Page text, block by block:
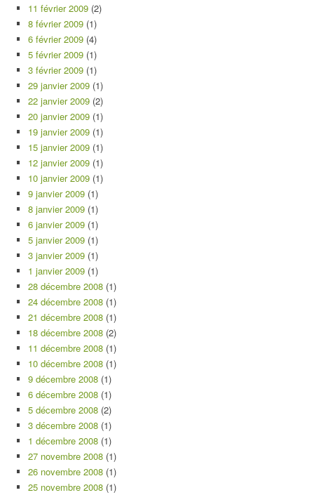
11 février 2009 (2)
8 février 2009 (1)
6 février 2009 (4)
5 février 2009 (1)
3 février 2009 (1)
29 janvier 2009 (1)
22 janvier 2009 (2)
20 janvier 2009 (1)
19 janvier 2009 (1)
15 janvier 2009 (1)
12 janvier 2009 (1)
10 janvier 2009 (1)
9 janvier 2009 (1)
8 janvier 2009 (1)
6 janvier 2009 (1)
5 janvier 2009 (1)
3 janvier 2009 (1)
1 janvier 2009 (1)
28 décembre 2008 (1)
24 décembre 2008 (1)
21 décembre 2008 (1)
18 décembre 2008 (2)
11 décembre 2008 (1)
10 décembre 2008 (1)
9 décembre 2008 (1)
6 décembre 2008 (1)
5 décembre 2008 (2)
3 décembre 2008 (1)
1 décembre 2008 (1)
27 novembre 2008 (1)
26 novembre 2008 (1)
25 novembre 2008 (1)